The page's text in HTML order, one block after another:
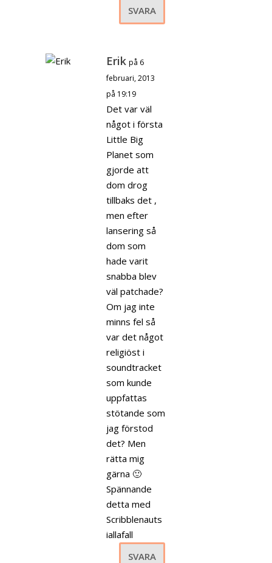
SVARA
Erik på 6
februari, 2013
på 19:19
Det var väl
något i första
Little Big
Planet som
gjorde att
dom drog
tillbaks det ,
men efter
lansering så
dom som
hade varit
snabba blev
väl patchade?
Om jag inte
minns fel så
var det något
religiöst i
soundtracket
som kunde
uppfattas
stötande som
jag förstod
det? Men
rätta mig
gärna 🙂
Spännande
detta med
Scribblenauts
iallafall
SVARA